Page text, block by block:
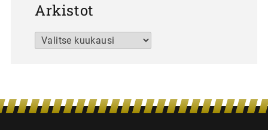
Arkistot
Arkistot